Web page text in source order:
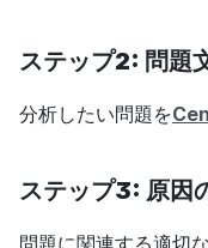
ステップ2: 問題
分析したい問題を
ステップ3: 原因